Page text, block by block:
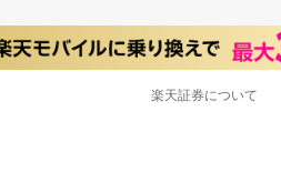
楽天証券について